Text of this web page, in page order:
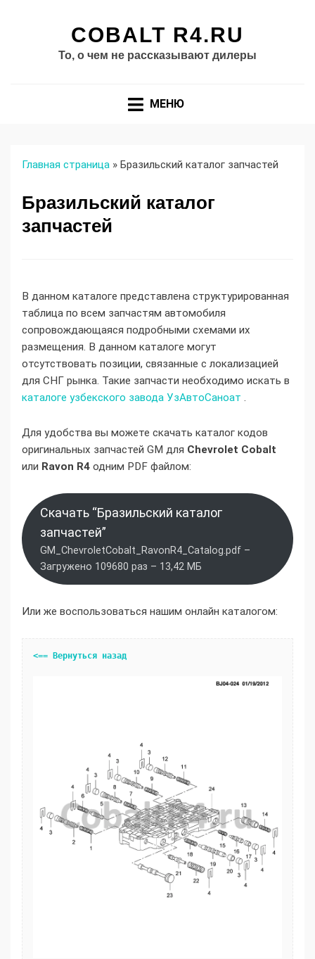
COBALT R4.RU
То, о чем не рассказывают дилеры
МЕНЮ
Главная страница » Бразильский каталог запчастей
Бразильский каталог
запчастей
В данном каталоге представлена структурированная
таблица по всем запчастям автомобиля
сопровождающаяся подробными схемами их
размещения. В данном каталоге могут
отсутствовать позиции, связанные с локализацией
для СНГ рынка. Такие запчасти необходимо искать в
каталоге узбекского завода УзАвтоСаноат .
Для удобства вы можете скачать каталог кодов
оригинальных запчастей GM для Chevrolet Cobalt
или Ravon R4 одним PDF файлом:
Скачать “Бразильский каталог
запчастей”
GM_ChevroletCobalt_RavonR4_Catalog.pdf –
Загружено 109680 раз – 13,42 МБ
Или же воспользоваться нашим онлайн каталогом:
<== Вернуться назад